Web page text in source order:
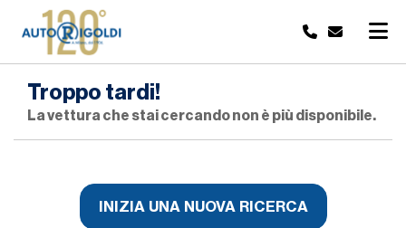
Troppo tardi!
La vettura che stai cercando non è più disponibile.
INIZIA UNA NUOVA RICERCA